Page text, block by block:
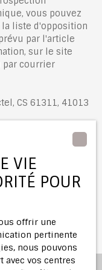
vous pouvez
liste d'opposition
par l'article
sur le site
par courrier
CS 61311, 41013
VIE
POUR
offrir une
pertinente
nous pouvons
avec vos centres